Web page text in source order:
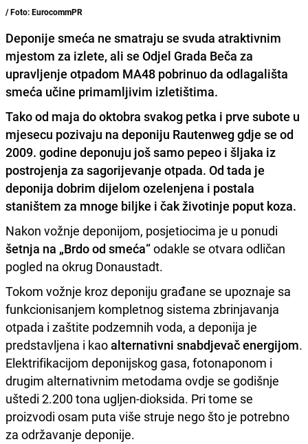
/ Foto: EurocommPR
Deponije smeća ne smatraju se svuda atraktivnim
mjestom za izlete, ali se Odjel Grada Beča za
upravljenje otpadom MA48 pobrinuo da odlagališta
smeća učine primamljivim izletištima.
Tako od maja do oktobra svakog petka i prve subote u
mjesecu pozivaju na deponiju Rautenweg gdje se od
2009. godine deponuju još samo pepeo i šljaka iz
postrojenja za sagorijevanje otpada. Od tada je
deponija dobrim dijelom ozelenjena i postala
staništem za mnoge biljke i čak životinje poput koza.
Nakon vožnje deponijom, posjetiocima je u ponudi
šetnja na „Brdo od smeća“odakle se otvara odličan
pogled na okrug Donaustadt.
Tokom vožnje kroz deponiju građane se upoznaje sa
funkcionisanjem kompletnog sistema zbrinjavanja
otpada i zaštite podzemnih voda, a deponija je
predstavljena i kaoalternativni snabdjevač energijom.
Elektrifikacijom deponijskog gasa, fotonaponom i
drugim alternativnim metodama ovdje se godišnje
uštedi 2.200 tona ugljen-dioksida. Pri tome se
proizvodi osam puta više struje nego što je potrebno
za održavanje deponije.